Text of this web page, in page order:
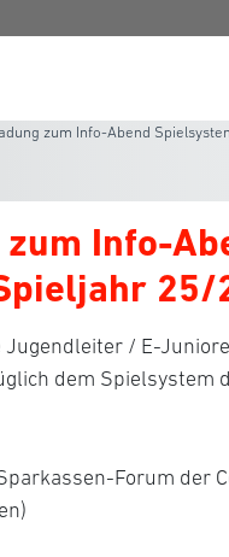
zum Info-Abend
Info-
25/
Jugendleiter / E-
dem Spielsystem
Forum der